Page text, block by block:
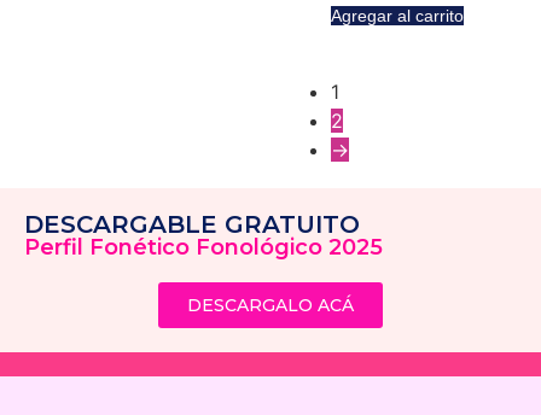
Agregar al carrito
1
2
→
DESCARGABLE GRATUITO
Perfil Fonético Fonológico 2025
DESCARGALO ACÁ